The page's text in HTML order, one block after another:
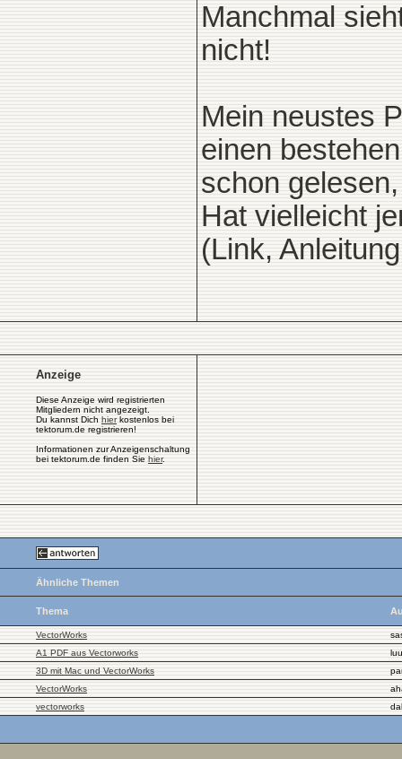
Manchmal
nicht!
Mein neustes
einen
schon
Hat vielleicht
(Link,
Anzeige
Diese Anzeige wird registrierten
Mitgliedern nicht angezeigt.
Du kannst Dich hierkostenlos bei
tektorum.de registrieren!
Informationen zur Anzeigenschaltung
bei tektorum.de finden Sie hier.
Ähnliche Themen
Thema
VectorWorks
A1 PDF aus Vectorworks
3D mit Mac und VectorWorks
VectorWorks
vectorworks